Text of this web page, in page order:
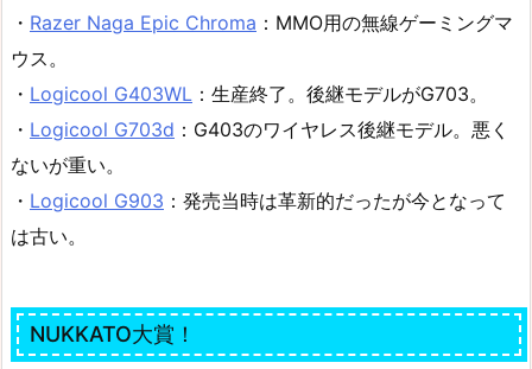
・ Razer Naga Epic Chroma ：MMO用の無線ゲーミングマ
ウス。
・ Logicool G403WL ：生産終了。後継モデルがG703。
・ Logicool G703d ：G403のワイヤレス後継モデル。悪く
ないが重い。
・ Logicool G903 ：発売当時は革新的だったが今となって
は古い。
NUKKATO大賞！